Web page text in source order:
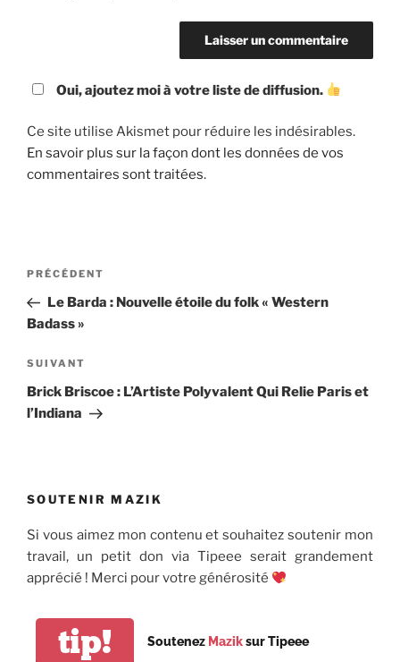
Oui, ajoutez moi à votre liste de diffusion.
Ce site utilise Akismet pour réduire les indésirables.
En savoir plus sur la façon dont les données de vos
commentaires sont traitées.
Navigation
l’article
Article
précédent
PRÉCÉDENT
Le Barda : Nouvelle étoile du folk « Western
Badass »
Article
suivant
SUIVANT
Brick Briscoe : L’Artiste Polyvalent Qui Relie Paris et
l’Indiana
SOUTENIR MAZIK
Si vous aimez mon contenu et souhaitez soutenir mon
travail, un petit don via Tipeee serait grandement
apprécié ! Merci pour votre générosité
tip! Soutenez Maziksur Tipeee